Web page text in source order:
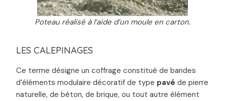
Poteau réalisé à l’aide d’un moule en carton.
LES CALEPINAGES
Ce terme désigne un coffrage constitué de bandes
d’éléments modulaire décoratif de type pavé de pierre
naturelle, de béton, de brique, ou tout autre élément